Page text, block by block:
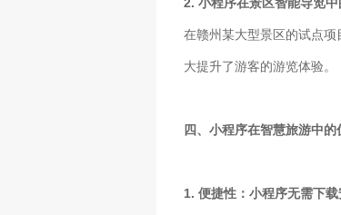
在赣州某大型景区的试点
大提升了游客的游览体验。
四、小程序在智慧旅游中的
1. 便捷性：小程序无需下载